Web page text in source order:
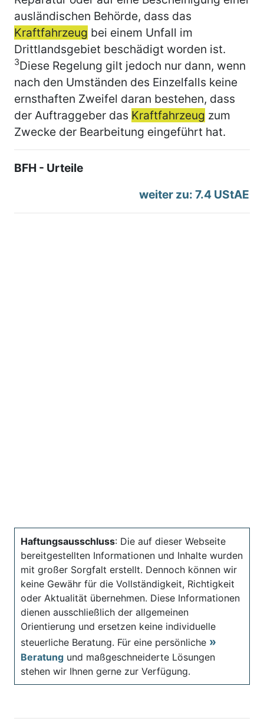
ausländischen Behörde, dass das
Kraftfahrzeug bei einem Unfall im
Drittlandsgebiet beschädigt worden ist.
3Diese Regelung gilt jedoch nur dann, wenn
nach den Umständen des Einzelfalls keine
ernsthaften Zweifel daran bestehen, dass
der Auftraggeber das Kraftfahrzeug zum
Zwecke der Bearbeitung eingeführt hat.
BFH - Urteile
weiter zu: 7.4 UStAE
Haftungsausschluss: Die auf dieser Webseite
bereitgestellten Informationen und Inhalte wurden
mit großer Sorgfalt erstellt. Dennoch können wir
keine Gewähr für die Vollständigkeit, Richtigkeit
oder Aktualität übernehmen. Diese Informationen
dienen ausschließlich der allgemeinen
Orientierung und ersetzen keine individuelle
steuerliche Beratung. Für eine persönliche
Beratung und maßgeschneiderte Lösungen
stehen wir Ihnen gerne zur Verfügung.